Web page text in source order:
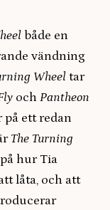
både en
vändning
Wheel tar
och Pantheon
ett redan
The Turning
hur Tia
låta, och att